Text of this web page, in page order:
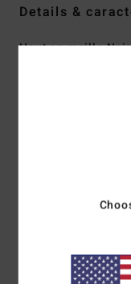
Details &
Haut en maille
broderie artistique
Composition